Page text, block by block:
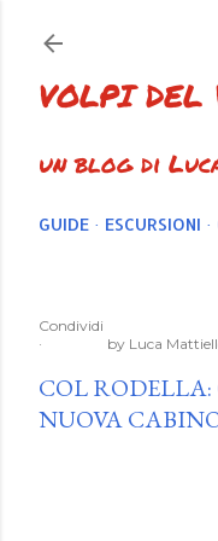
VOLPI DEL
un blog di
GUIDE ESCURSIONI
Condividi
by Luca
COL
NUOVA